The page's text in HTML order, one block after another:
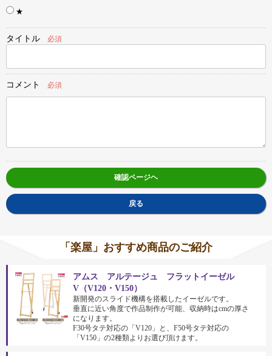
★
タイトル 必須
コメント 必須
確認ページヘ
戻る
「楽屋」おすすめ商品のご紹介
アムス アルテージュ フラットイーゼル
V（V120・V150）
新開発のスライド機構を搭載したイーゼルです。
垂直に近い角度で作品制作が可能、収納時はcmの厚さ
になります。
F30号タテ対応の「V120」と、F50号タテ対応の
「V150」の2種類よりお選び頂けます。